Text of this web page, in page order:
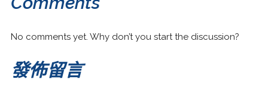
No comments yet. Why don’t you start the discussion?
發佈留言